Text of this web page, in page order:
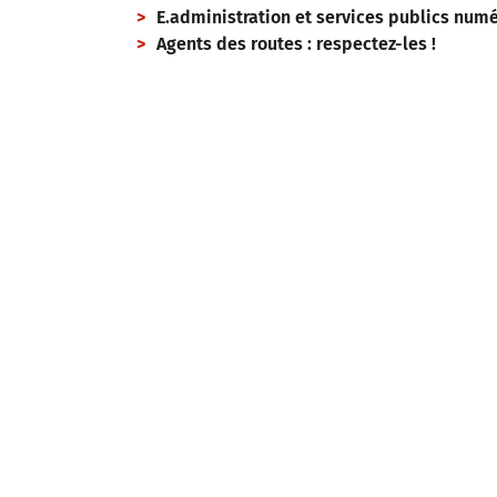
E.administration et services publics
Agents des routes : respectez-les !